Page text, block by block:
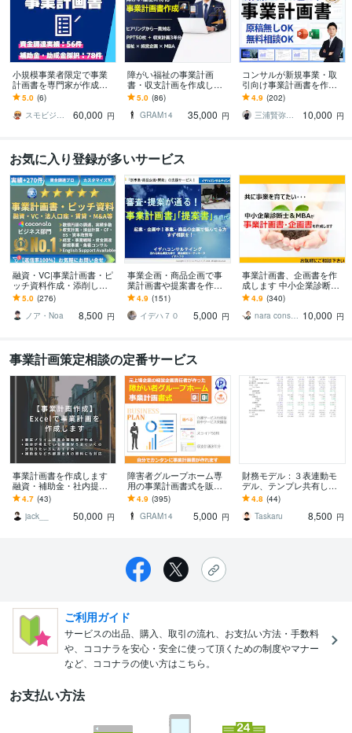
小規模事業者限定で事業
計画書を専門家が作成し
ます スモールビジネスの
専門家が〝強い〟事業計
画書をつくります！
5.0 (6)
スモビジ大学長｜てらもと さとし
60,000 円
障がい福祉の事業計画
書・収支計画を作成しま
す テンプレではなくあな
た専用。文章・数値・図
表まで一貫対応
5.0 (86)
GRAM14
35,000 円
コンサルが新規事業・取
引向け事業計画書を作成
します 原稿無し対応・短
納期・修正対応：社内承
認から取引先提示まで
4.9 (202)
三浦賢弥＠経営コンサルタント
10,000 円
お気に入り登録が多いサービス
融資・VC|事業計画書・ピ
ッチ資料作成・添削しま
す 億円超の資金調達・実
績多数 | 経営13年のプロ
がサポート
5.0 (276)
ノア・Noa
8,500 円
事業企画・商品企画で事
業計画書や提案書を作成
します 起業・企画中:売れ
る事業・商品の企画で悩
んでる方まず相談を！
4.9 (151)
イデハ７０
5,000 円
事業計画書、企画書を作
成します 中小企業診断士
が事業計画書を作成しま
す
4.9 (340)
nara consultant 10,000 円
事業計画策定相談の定番サービス
事業計画書を作成します
融資・補助金・社内提
案・新規事業に使える計
画書を作ります
4.7 (43)
jack__
50,000 円
障害者グループホーム専
用の事業計画書式を販売
します 融資が必要ならこ
ちら！エクセル3年分とパ
ワポ50枚のセット
4.9 (395)
GRAM14
5,000 円
財務モデル：３表連動モ
デル、テンプレ共有しま
す ３表連動のオペレーシ
ョン・モデル、要点抑え
たテンプレートです
4.8 (44)
Taskaru
8,500 円
ご利用ガイド
サービスの出品、購入、取引の流れ、お支払い方法・手数料
や、ココナラを安心・安全に使って頂くための制度やマナー
など、ココナラの使い方はこちら。
お支払い方法